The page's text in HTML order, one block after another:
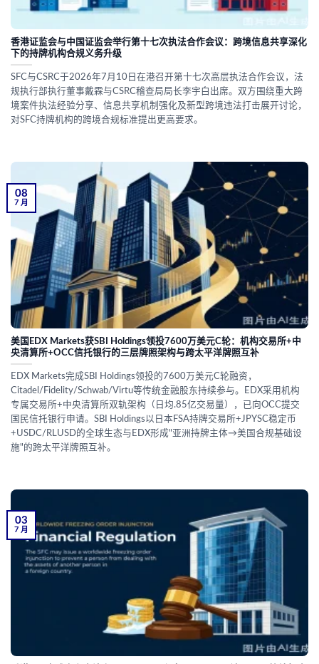
香港证监会与中国证监会举行第十七次执法合作会议：跨境信息共享深化
下的持牌机构合规义务升级
SFC与CSRC于2026年7月10日在港召开第十七次高层执法合作会议，法
规执行部执行董事戴霖与CSRC稽查局局长李宇白出席。双方围绕重大跨
境案件执法经验分享、信息共享机制强化及新型跨境违法打击展开讨论，
对SFC持牌机构的跨境合规标准提出更高要求。
美国EDX Markets获SBI Holdings领投7600万美元C轮：机构交易所+中
央清算所+OCC信托银行的三层牌照架构与跨太平洋牌照互补
EDX Markets完成SBI Holdings领投的7600万美元C轮融资，
Citadel/Fidelity/Schwab/Virtu等传统金融股东持续参与。EDX采用机构
专属交易所+中央清算所双轨架构（日均.85亿交易量），已向OCC提交
国民信托银行申请。SBI Holdings以日本FSA持牌交易所+JPYSC稳定币
+USDC/RLUSD的全球生态与EDX形成"亚洲持牌主体→美国合规基础设
施"的跨太平洋牌照互补。
08
7 月
03
7 月